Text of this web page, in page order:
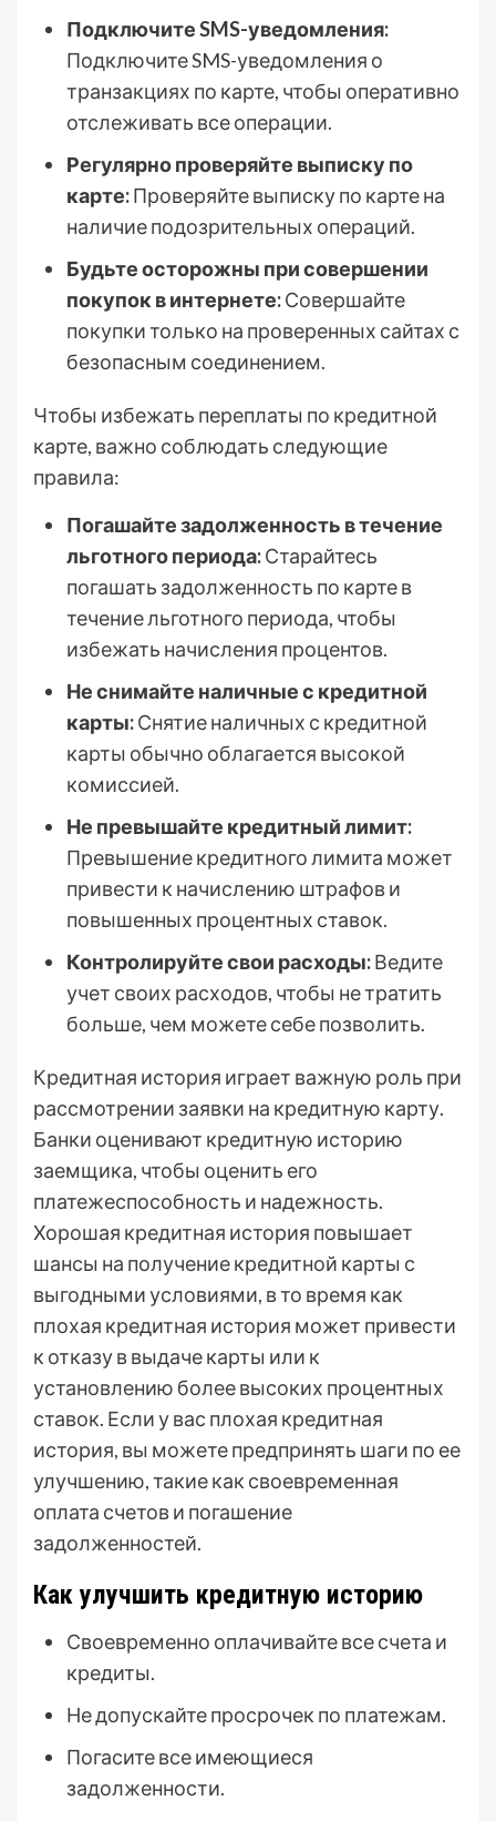
Подключите SMS-уведомления:
Подключите SMS-уведомления о
транзакциях по карте, чтобы оперативно
отслеживать все операции.
Регулярно проверяйте выписку по
карте:Проверяйте выписку по карте на
наличие подозрительных операций.
Будьте осторожны при совершении
покупок в интернете:Совершайте
покупки только на проверенных сайтах с
безопасным соединением.
Чтобы избежать переплаты по кредитной
карте, важно соблюдать следующие
правила:
Погашайте задолженность в течение
льготного периода:Старайтесь
погашать задолженность по карте в
течение льготного периода, чтобы
избежать начисления процентов.
Не снимайте наличные с кредитной
карты:Снятие наличных с кредитной
карты обычно облагается высокой
комиссией.
Не превышайте кредитный лимит:
Превышение кредитного лимита может
привести к начислению штрафов и
повышенных процентных ставок.
Контролируйте свои расходы:Ведите
учет своих расходов, чтобы не тратить
больше, чем можете себе позволить.
Кредитная история играет важную роль при
рассмотрении заявки на кредитную карту.
Банки оценивают кредитную историю
заемщика, чтобы оценить его
платежеспособность и надежность.
Хорошая кредитная история повышает
шансы на получение кредитной карты с
выгодными условиями, в то время как
плохая кредитная история может привести
к отказу в выдаче карты или к
установлению более высоких процентных
ставок. Если у вас плохая кредитная
история, вы можете предпринять шаги по ее
улучшению, такие как своевременная
оплата счетов и погашение
задолженностей.
Как улучшить кредитную историю
Своевременно оплачивайте все счета и
кредиты.
Не допускайте просрочек по платежам.
Погасите все имеющиеся
задолженности.